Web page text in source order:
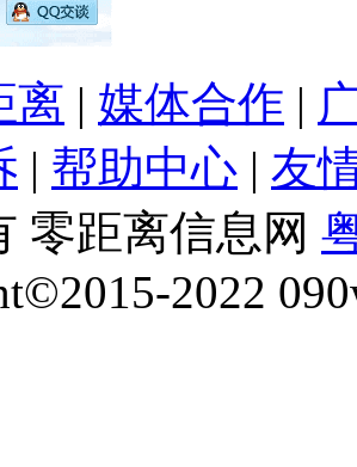
离 | 媒体合作 |
| 帮助中心 | 友
零距离信息网
2022